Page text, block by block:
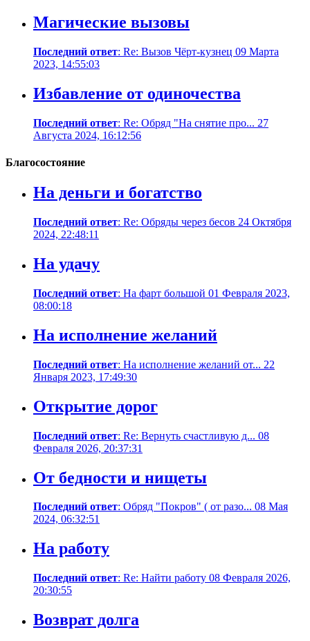
Магические вызовы
Последний ответ: Re: Вызов Чёрт-кузнец 09 Марта
2023, 14:55:03
Избавление от одиночества
Последний ответ: Re: Обряд "На снятие про... 27
Августа 2024, 16:12:56
Благосостояние
На деньги и богатство
Последний ответ: Re: Обряды через бесов 24 Октября
2024, 22:48:11
На удачу
Последний ответ: На фарт большой 01 Февраля 2023,
08:00:18
На исполнение желаний
Последний ответ: На исполнение желаний от... 22
Января 2023, 17:49:30
Открытие дорог
Последний ответ: Re: Вернуть счастливую д... 08
Февраля 2026, 20:37:31
От бедности и нищеты
Последний ответ: Обряд "Покров" ( от разо... 08 Мая
2024, 06:32:51
На работу
Последний ответ: Re: Найти работу 08 Февраля 2026,
20:30:55
Возврат долга